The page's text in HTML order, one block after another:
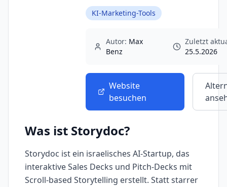
KI-Marketing-Tools
Autor: Max
Benz
Zuletzt
25.5.2026
Website
besuchen
Was ist Storydoc?
Storydoc ist ein israelisches AI-Startup, das
interaktive Sales Decks und Pitch-Decks mit
Scroll-based Storytelling erstellt. Statt starrer